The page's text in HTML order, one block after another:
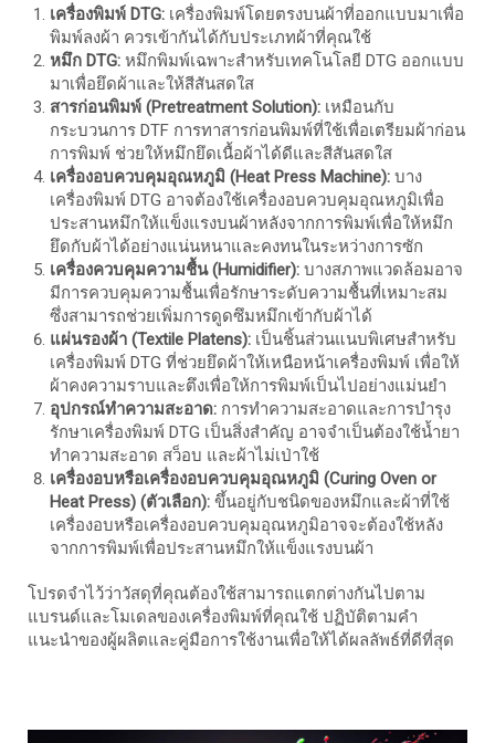
เครื่องพิมพ์ DTG: เครื่องพิมพ์โดยตรงบนผ้าที่ออกแบบมาเพื่อ
พิมพ์ลงผ้า ควรเข้ากันได้กับประเภทผ้าที่คุณใช้
หมึก DTG: หมึกพิมพ์เฉพาะสำหรับเทคโนโลยี DTG ออกแบบ
มาเพื่อยึดผ้าและให้สีสันสดใส
สารก่อนพิมพ์ (Pretreatment Solution): เหมือนกับ
กระบวนการ DTF การทาสารก่อนพิมพ์ที่ใช้เพื่อเตรียมผ้าก่อน
การพิมพ์ ช่วยให้หมึกยึดเนื้อผ้าได้ดีและสีสันสดใส
เครื่องอบควบคุมอุณหภูมิ (Heat Press Machine): บาง
เครื่องพิมพ์ DTG อาจต้องใช้เครื่องอบควบคุมอุณหภูมิเพื่อ
ประสานหมึกให้แข็งแรงบนผ้าหลังจากการพิมพ์เพื่อให้หมึก
ยึดกับผ้าได้อย่างแน่นหนาและคงทนในระหว่างการซัก
เครื่องควบคุมความชื้น (Humidifier): บางสภาพแวดล้อมอาจ
มีการควบคุมความชื้นเพื่อรักษาระดับความชื้นที่เหมาะสม
ซึ่งสามารถช่วยเพิ่มการดูดซึมหมึกเข้ากับผ้าได้
แผ่นรองผ้า (Textile Platens): เป็นชิ้นส่วนแนบพิเศษสำหรับ
เครื่องพิมพ์ DTG ที่ช่วยยึดผ้าให้เหนือหน้าเครื่องพิมพ์ เพื่อให้
ผ้าคงความราบและตึงเพื่อให้การพิมพ์เป็นไปอย่างแม่นยำ
อุปกรณ์ทำความสะอาด: การทำความสะอาดและการบำรุง
รักษาเครื่องพิมพ์ DTG เป็นสิ่งสำคัญ อาจจำเป็นต้องใช้น้ำยา
ทำความสะอาด สว็อบ และผ้าไม่เป่าใช้
เครื่องอบหรือเครื่องอบควบคุมอุณหภูมิ (Curing Oven or
Heat Press) (ตัวเลือก): ขึ้นอยู่กับชนิดของหมึกและผ้าที่ใช้
เครื่องอบหรือเครื่องอบควบคุมอุณหภูมิอาจจะต้องใช้หลัง
จากการพิมพ์เพื่อประสานหมึกให้แข็งแรงบนผ้า
โปรดจำไว้ว่าวัสดุที่คุณต้องใช้สามารถแตกต่างกันไปตาม
แบรนด์และโมเดลของเครื่องพิมพ์ที่คุณใช้ ปฏิบัติตามคำ
แนะนำของผู้ผลิตและคู่มือการใช้งานเพื่อให้ได้ผลลัพธ์ที่ดีที่สุด